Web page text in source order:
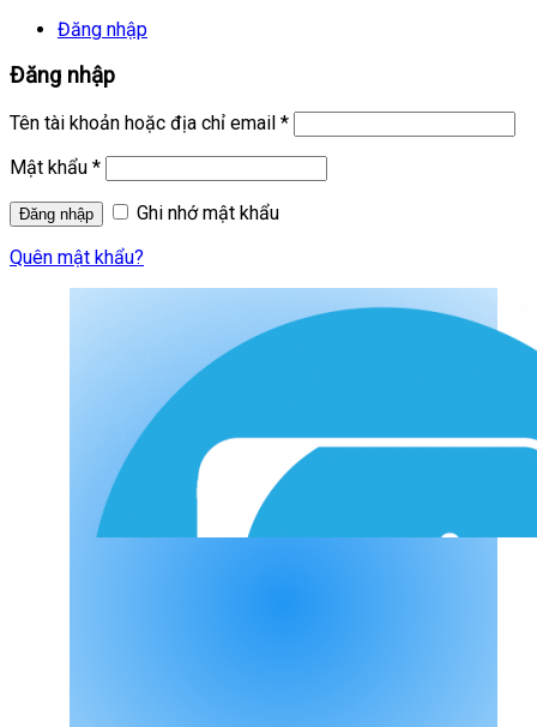
Đăng nhập
Đăng nhập
Tên tài khoản hoặc địa chỉ email *
Mật khẩu *
Ghi nhớ mật khẩu
Quên mật khẩu?